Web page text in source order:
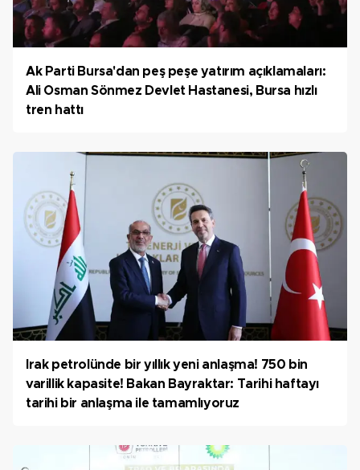
Ak Parti Bursa'dan peş peşe yatırım açıklamaları:
Ali Osman Sönmez Devlet Hastanesi, Bursa hızlı
tren hattı
Irak petrolünde bir yıllık yeni anlaşma! 750 bin
varillik kapasite! Bakan Bayraktar: Tarihi haftayı
tarihi bir anlaşma ile tamamlıyoruz